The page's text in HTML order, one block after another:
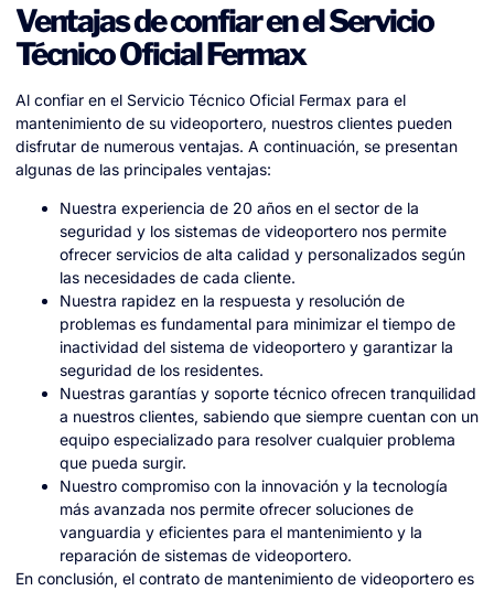
Ventajas de confiar en el Servicio
Técnico Oficial Fermax
Al confiar en el Servicio Técnico Oficial Fermax para el
mantenimiento de su videoportero, nuestros clientes pueden
disfrutar de numerous ventajas. A continuación, se presentan
algunas de las principales ventajas:
Nuestra experiencia de 20 años en el sector de la
seguridad y los sistemas de videoportero nos permite
ofrecer servicios de alta calidad y personalizados según
las necesidades de cada cliente.
Nuestra rapidez en la respuesta y resolución de
problemas es fundamental para minimizar el tiempo de
inactividad del sistema de videoportero y garantizar la
seguridad de los residentes.
Nuestras garantías y soporte técnico ofrecen tranquilidad
a nuestros clientes, sabiendo que siempre cuentan con un
equipo especializado para resolver cualquier problema
que pueda surgir.
Nuestro compromiso con la innovación y la tecnología
más avanzada nos permite ofrecer soluciones de
vanguardia y eficientes para el mantenimiento y la
reparación de sistemas de videoportero.
En conclusión, el contrato de mantenimiento de videoportero es